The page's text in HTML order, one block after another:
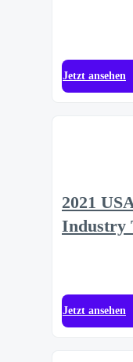
Jetzt ansehen
2021
Industry
Jetzt ansehen